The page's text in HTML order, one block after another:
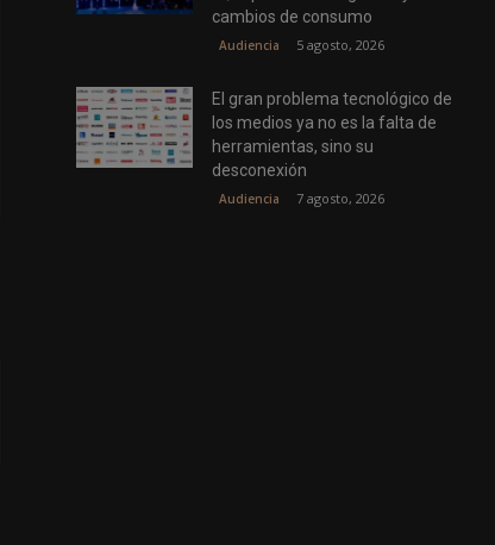
cambios de consumo
Audiencia 5 agosto, 2026
El gran problema tecnológico de
los medios ya no es la falta de
herramientas, sino su
desconexión
Audiencia 7 agosto, 2026